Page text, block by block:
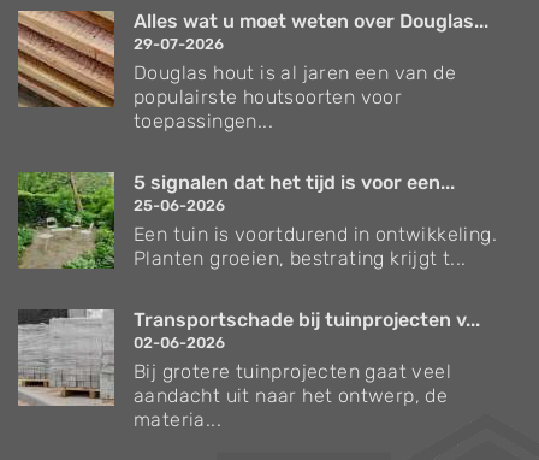
Alles wat u moet weten over Douglas...
29-07-2026
Douglas hout is al jaren een van de
populairste houtsoorten voor
toepassingen...
5 signalen dat het tijd is voor een...
25-06-2026
Een tuin is voortdurend in ontwikkeling.
Planten groeien, bestrating krijgt t...
Transportschade bij tuinprojecten v...
02-06-2026
Bij grotere tuinprojecten gaat veel
aandacht uit naar het ontwerp, de
materia...